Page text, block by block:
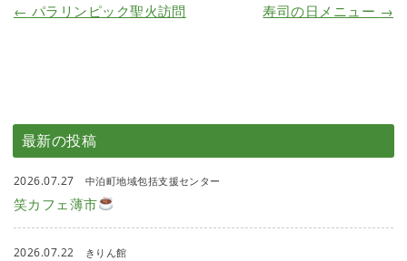
← パラリンピック聖火訪問 寿司の日メニュー →
最新の投稿
2026.07.27 中泊町地域包括支援センター
笑カフェ薄市
2026.07.22 きりん館